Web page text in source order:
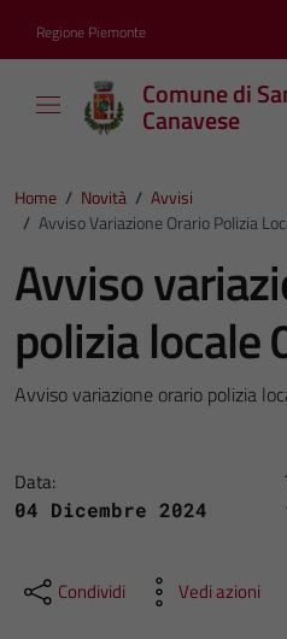
Regione Piemonte
Comune di
Canavese
Home / Novità / Avvisi
/ Avviso Variazione Orario Polizia
Avviso
polizia
Avviso variazione orario polizia
Data:
04 Dicembre 2024
Condividi Vedi azioni